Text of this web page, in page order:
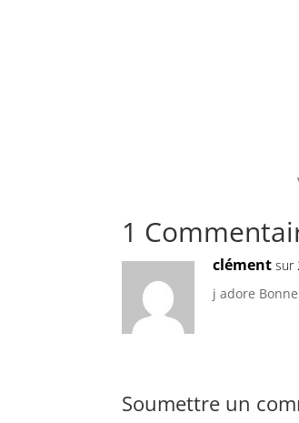
1
clément sur
j adore
Soumettre un